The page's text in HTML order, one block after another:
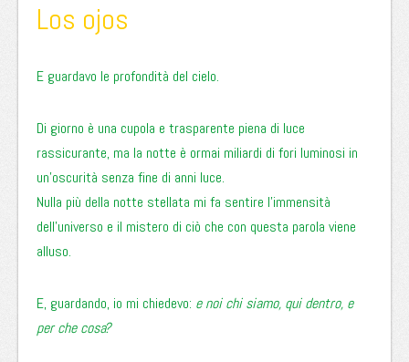
Los ojos
E guardavo le profondità del cielo.
Di giorno è una cupola e trasparente piena di luce
rassicurante, ma la notte è ormai miliardi di fori luminosi in
un’oscurità senza fine di anni luce.
Nulla più della notte stellata mi fa sentire l’immensità
dell’universo e il mistero di ciò che con questa parola viene
alluso.
E, guardando, io mi chiedevo: e noi chi siamo, qui dentro, e
per che cosa?